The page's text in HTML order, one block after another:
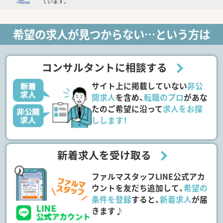
希望の求人が見つからない…という方は
コンサルタントに相談する
サイト上に掲載していない非公
開求人を含め、転職のプロがあな
たのご希望に沿って求人をお探
しします！
新着求人を受け取る
ファルマスタッフLINE公式アカ
ウントを友だち追加して、希望の
条件を登録すると、新着求人が届
きます♪